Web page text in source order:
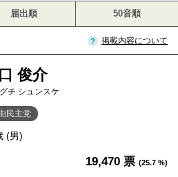
届出順 50音順
掲載内容について
俊介
チ シュンスケ
民主党
(男)
19,470 票 (25.7 %)